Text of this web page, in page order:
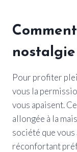
nostalgie
Pour profiter
vous la
vous apaisent.
allongée à la
société que
réconfortant